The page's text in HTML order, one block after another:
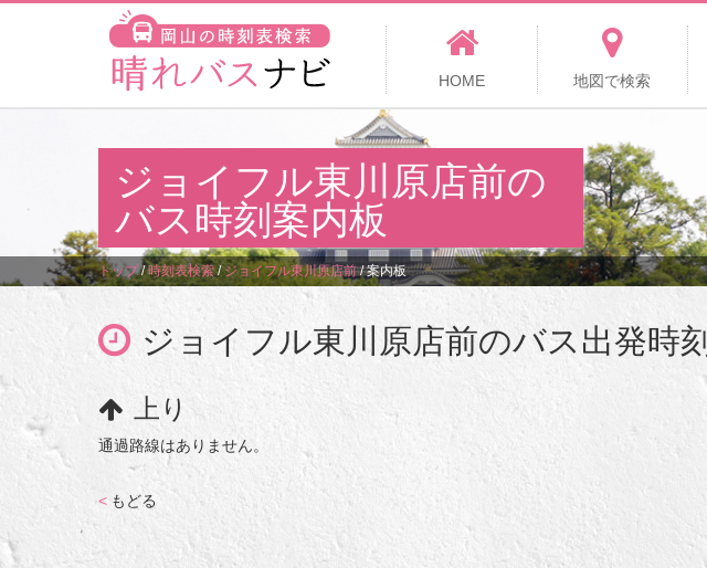
HOME 地図で検索
ジョイフル東川原店前の
バス時刻案内板
トップ/時刻表検索/ジョイフル東川原店前/案内板
ジョイフル東川原店前のバス出発時刻
上り
通過路線はありません。
< もどる